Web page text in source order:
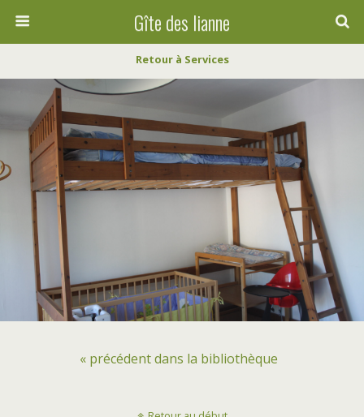
Gîte des lianne
Retour à Services
« précédent dans la bibliothèque